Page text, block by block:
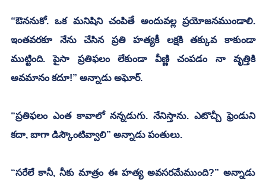
“ఔననుకో. ఒక మనిషిని చంపితే అందువల్ల ప్రయోజనముండాలి.
ఇంతవరకూ నేను చేసిన ప్రతి హత్యకీ లక్షకి తక్కువ కాకుండా
ముట్టింది. పైసా ప్రతిఫలం లేకుండా వీణ్ణి చంపడం నా వృత్తికి
అవమానం కదూ!” అన్నాడు అఘోర్.
“ప్రతిఫలం ఎంత కావాలో నన్నడుగు. నేనిస్తాను. ఎటొచ్చీ ఫ్రెండుని
కదా, బాగా డిస్కౌంటివ్వాలి” అన్నాడు పంతులు.
“సరేలే కానీ, నీకు మాత్రం ఈ హత్య అవసరమేముంది?” అన్నాడు